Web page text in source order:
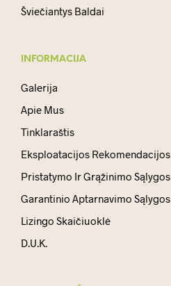
Šviečiantys Baldai
INFORMACIJA
Galerija
Apie Mus
Tinklaraštis
Eksploatacijos Rekomendacijos
Pristatymo Ir Grąžinimo Sąlygos
Garantinio Aptarnavimo Sąlygos
Lizingo Skaičiuoklė
D.U.K.